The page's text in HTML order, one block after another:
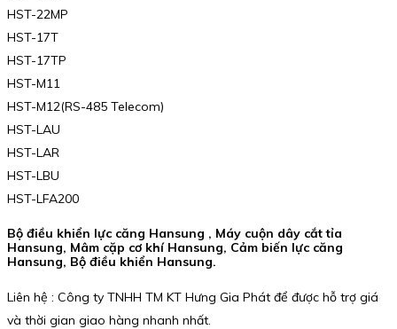
HST-22MP
HST-17T
HST-17TP
HST-M11
HST-M12(RS-485 Telecom)
HST-LAU
HST-LAR
HST-LBU
HST-LFA200
Bộ điều khiển lực căng Hansung , Máy cuộn dây cắt tỉa
Hansung, Mâm cặp cơ khí Hansung, Cảm biến lực căng
Hansung, Bộ điều khiển Hansung.
Liên hệ : Công ty TNHH TM KT Hưng Gia Phát để được hỗ trợ giá
và thời gian giao hàng nhanh nhất.